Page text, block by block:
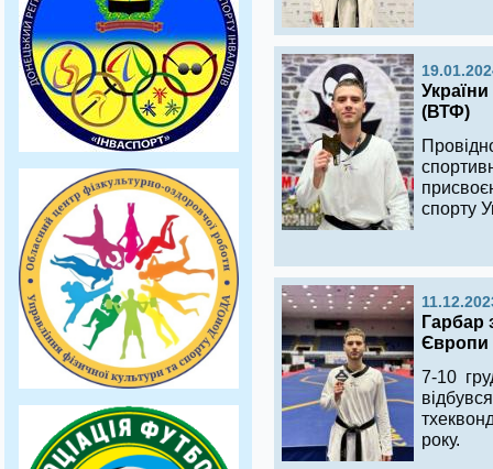
(ВТФ)
спорту
Гарбар
Європи
7-10
року.